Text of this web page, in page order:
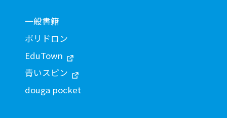
一般書籍
ポリドロン
EduTown
青いスピン
douga pocket